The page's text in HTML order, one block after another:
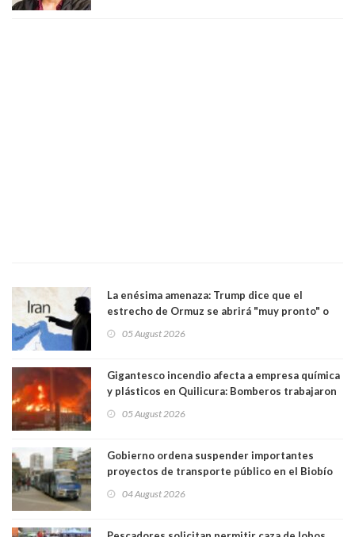
La enésima amenaza: Trump dice que el
estrecho de Ormuz se abrirá "muy pronto" o
05 August 2026
Gigantesco incendio afecta a empresa química
y plásticos en Quilicura: Bomberos trabajaron
05 August 2026
Gobierno ordena suspender importantes
proyectos de transporte público en el Biobío
04 August 2026